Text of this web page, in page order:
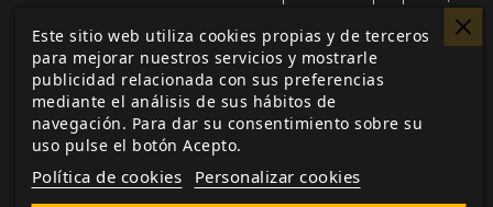
Si esos héroes
derriban laboratorios, compañías, incluso… umh,
ciudades… de forma ocasional,estas bajas son el
coste de la verdadera Iluminación. Y el mundo mejora
de esa manera. ¿No es la era actual prueba de ello?
¡La gente ya no muere a millares por plagas o
hambrunas!
Este sitio web utiliza cookies propias y de terceros
para mejorar nuestros servicios y mostrarle
publicidad relacionada con sus preferencias
mediante el análisis de sus hábitos de
navegación. Para dar su consentimiento sobre su
uso pulse el botón Acepto.
Política de cookies Personalizar cookies